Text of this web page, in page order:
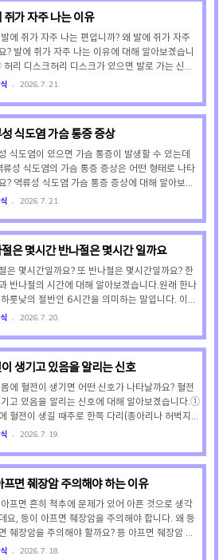
참고하세요. ① 수면 유도제수면 유도제는 일시적
장애 개선을 위해 사용되는 약으로 일반의약품에
는 항히스타민제를 말합니다. 그렇기 때문에 수면
는 의사의 처방전이 없어도 약국에서 구입할 수 있
. 수면 보조용으로 쓰이는 항히스타민제는 디펜히
둘 다 ..
쥐가 자주 나는 이유
에 쥐가 자주 나는 편입니까? 왜 발에 쥐가 자주
? 발에 쥐가 자주 나는 이유에 대해 알아보겠습니
리 디스크허리 디스크가 있으면 발로 가는 신경
면서 발 근육이 비정상적으로 수축되기 때문에 발
다리 정맥의 혈류 흐름이 원활하지 않아 피가 정
혈관 장애가 있으면 혈관이 좁아져 발 근육에 산소
분이 제대로 공급되지 못하기 때문에 발에 쥐가
수 있습니다. ④ 당뇨당뇨가 있으면 높은 혈당이
초신경과 미세혈관을 손상시켜 발 근육을 비정상
수축시키기 때문에 발에 쥐가 자주 나게 됩니다.
2026. 7. 21.
식도염 가슴 통증 증상
식도염이 있으면 가슴 통증이 발생할 수 있는데
류성 식도염의 가슴 통증 증상은 어떤 형태로 나타
? 역류성 식도염 가슴 통증 증상에 대해 알아보겠
.역류성 식도염 가슴 통증은 강한 위산이 식도 점
터 목까지 타들어 가듯 화끈거리고 쓰린 것이 특징
인한 통증이 심할 경우 협심증이나 심근경색 같은
환으로 오인하여 응급실을 찾는 환자들도 있습니
류성 식도염 가슴 통증은 과식한 후나 기름지거나
식을 먹은 후에 심해지는 경향이 있는데요, 눕거
앞으로 숙일 때는 통증이 악화되고, 일어서거나
는 ..
2026. 7. 21.
은 몇시간 반나절은 몇시간 일까요
은 몇시간일까요? 또 반나절은 몇시간일까요? 한
반나절의 시간에 대해 알아보겠습니다.원래 한나
룻낮의 절반인 6시간을 의미하는 말입니다. 이는
해가 떠 있는 시간을 12시간 정도로 봤을 때, 그
한나절 정도 걸린다."라고 말하면, 6시간 정도 걸
룻낮의 전체에 해당하는 12시간을 의미하는 말로
되는 경우가 있습니다. 이런 상황 때문에 국립국
서도 한나절의 기본 의미는 하룻낮의 반인 6시간
정의하면서도 상황에 따라서는 하룻낮의 전체인
을 의미하는 말로도 사용될 수 있다고 정의하고
2026. 7. 20.
생기고 있음을 알리는 신호
에 혈전이 생기면 어떤 신호가 나타날까요? 혈전
고 있음을 알리는 신호에 대해 알아보겠습니다.①
혈전이 생길 때주로 한쪽 다리(종아리나 허벅지)
게 붓고, 걷거나 발목을 위로 젖힐 때 종아리가 당
르게 변하며, 만졌을 때 뜨끈한 열감이 느껴집니
띄게 부어오르며, 팔을 움직일 때 욱신거리거나
뻐근한 통증이 지속됩니다. 또 피부 표면의 정맥
평소보다 굵게 튀어나와 보일 수 있습니다. ③ 폐
이 생길 때특별한 이유 없이 갑자기 숨이 차고 가
, 숨을 깊게 들이쉬거나 기침할 때 가슴이 칼로 찌
2026. 7. 19.
프면 췌장암 주의해야 하는 이유
프면 흔히 척추에 문제가 있어 아픈 것으로 생각
요, 등이 아프면 췌장암을 주의해야 합니다. 왜 등
췌장암을 주의해야 할까요? 등 아프면 췌장암 주
하는 이유에 대해 설명드리겠습니다.등 통증이 있
2026. 7. 18.